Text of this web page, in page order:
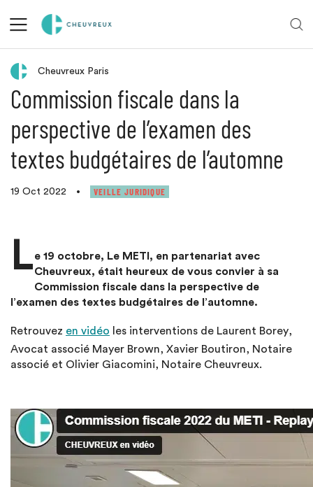
Retour aux actualités
Cheuvreux Paris
Commission fiscale dans la
perspective de l’examen des
textes budgétaires de l’automne
19 Oct 2022 • VEILLE JURIDIQUE
Le 19 octobre, Le METI, en partenariat avec
Cheuvreux, était heureux de vous convier à sa
Commission fiscale dans la perspective de
l’examen des textes budgétaires de l’automne.
Retrouvez en vidéo les interventions de Laurent Borey,
Avocat associé Mayer Brown, Xavier Boutiron, Notaire
associé et Olivier Giacomini, Notaire Cheuvreux.